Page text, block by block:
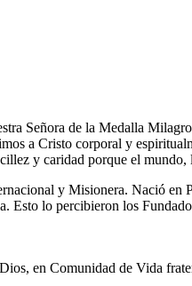
Señora de la Medalla
a Cristo corporal y
y caridad porque el
y Misionera. Nació en
Esto lo percibieron los
en Comunidad de Vida